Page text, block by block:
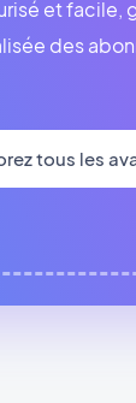
et facile,
des
tous les